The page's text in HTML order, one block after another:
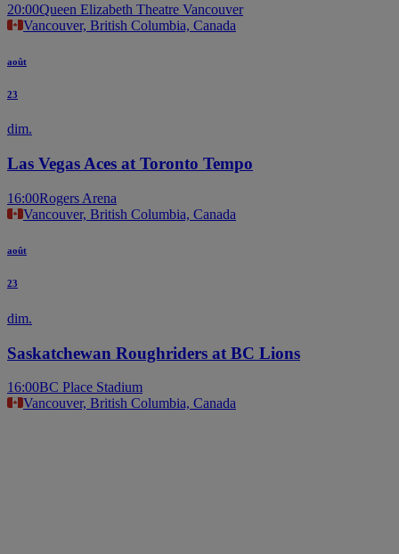
20:00Queen Elizabeth Theatre Vancouver
Vancouver, British Columbia, Canada
août
23
dim.
Las Vegas Aces at Toronto Tempo
16:00Rogers Arena
Vancouver, British Columbia, Canada
août
23
dim.
Saskatchewan Roughriders at BC Lions
16:00BC Place Stadium
Vancouver, British Columbia, Canada